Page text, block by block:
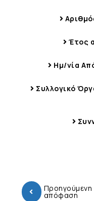
Έτος
Ημ/νία
Συλλογικό
Προηγούμενη
απόφαση